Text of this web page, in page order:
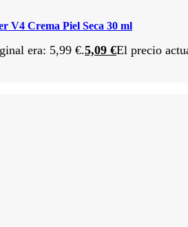
V4 Crema Piel Seca 30 ml
era: 5,99 €.5,09 €El precio